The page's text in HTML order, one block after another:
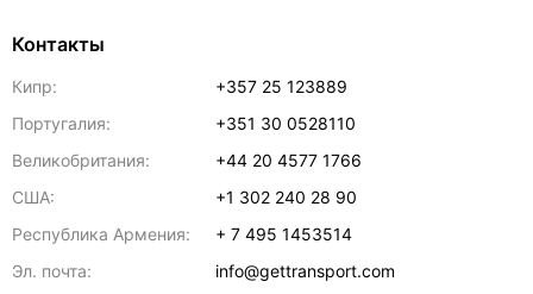
Контакты
Кипр:
+357 25 123889
Португалия:
+351 30 0528110
Великобритания:
+44 20 4577 1766
США:
+1 302 240 28 90
Республика Армения:
+ 7 495 1453514
Эл. почта:
info@gettransport.com